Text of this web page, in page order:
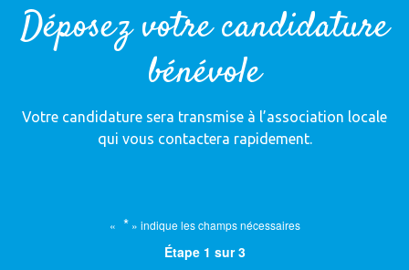
Déposez votre candidature
bénévole
Votre candidature sera transmise à l’association locale
qui vous contactera rapidement.
« *» indique les champs nécessaires
Étape 1 sur3